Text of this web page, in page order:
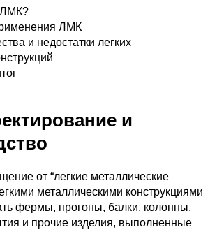
ЛМК?
ЛМК
и недостатки легких
и
от “легкие металлические
металлическими конструкциями
фермы, прогоны, балки, колонны,
и прочие изделия, выполненные